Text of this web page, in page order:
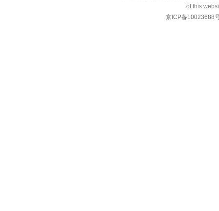
of this
京ICP备10023688